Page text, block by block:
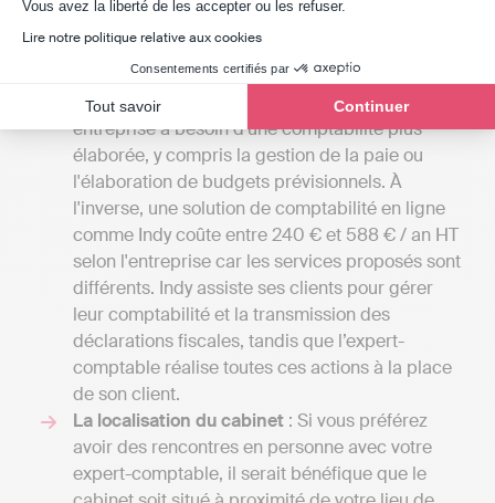
Vous avez la liberté de les accepter ou les refuser.
Lire notre politique relative aux cookies
Consentements certifiés par
Tout savoir Continuer
généralement à 1000 euros par an pour une
petite mission confiée à un comptable
indépendant et aller jusqu'à 4000 euros si votre
entreprise a besoin d'une comptabilité plus
élaborée, y compris la gestion de la paie ou
l'élaboration de budgets prévisionnels. À
l'inverse, une solution de comptabilité en ligne
comme Indy coûte entre 240 € et 588 € / an HT
selon l'entreprise car les services proposés sont
différents. Indy assiste ses clients pour gérer
leur comptabilité et la transmission des
déclarations fiscales, tandis que l’expert-
comptable réalise toutes ces actions à la place
de son client.
La localisation du cabinet : Si vous préférez
avoir des rencontres en personne avec votre
expert-comptable, il serait bénéfique que le